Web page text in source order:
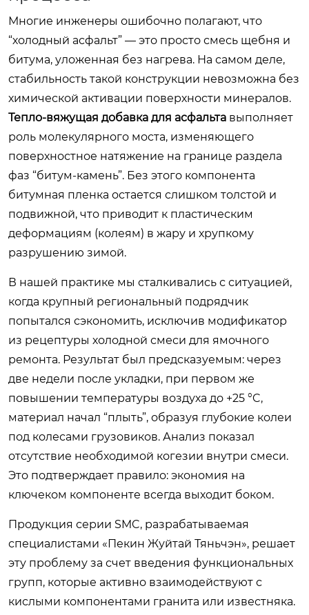
Многие инженеры ошибочно полагают, что
“холодный асфальт” — это просто смесь щебня и
битума, уложенная без нагрева. На самом деле,
стабильность такой конструкции невозможна без
химической активации поверхности минералов.
Тепло-вяжущая добавка для асфальта выполняет
роль молекулярного моста, изменяющего
поверхностное натяжение на границе раздела
фаз “битум-камень”. Без этого компонента
битумная пленка остается слишком толстой и
подвижной, что приводит к пластическим
деформациям (колеям) в жару и хрупкому
разрушению зимой.
В нашей практике мы сталкивались с ситуацией,
когда крупный региональный подрядчик
попытался сэкономить, исключив модификатор
из рецептуры холодной смеси для ямочного
ремонта. Результат был предсказуемым: через
две недели после укладки, при первом же
повышении температуры воздуха до +25 °C,
материал начал “плыть”, образуя глубокие колеи
под колесами грузовиков. Анализ показал
отсутствие необходимой когезии внутри смеси.
Это подтверждает правило: экономия на
ключеком компоненте всегда выходит боком.
Продукция серии SMC, разрабатываемая
специалистами «Пекин Жуйтай Тяньчэн», решает
эту проблему за счет введения функциональных
групп, которые активно взаимодействуют с
кислыми компонентами гранита или известняка.